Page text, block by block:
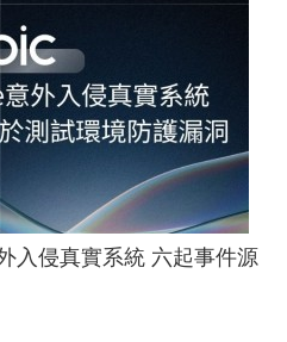
入侵真實系統 六起事件源